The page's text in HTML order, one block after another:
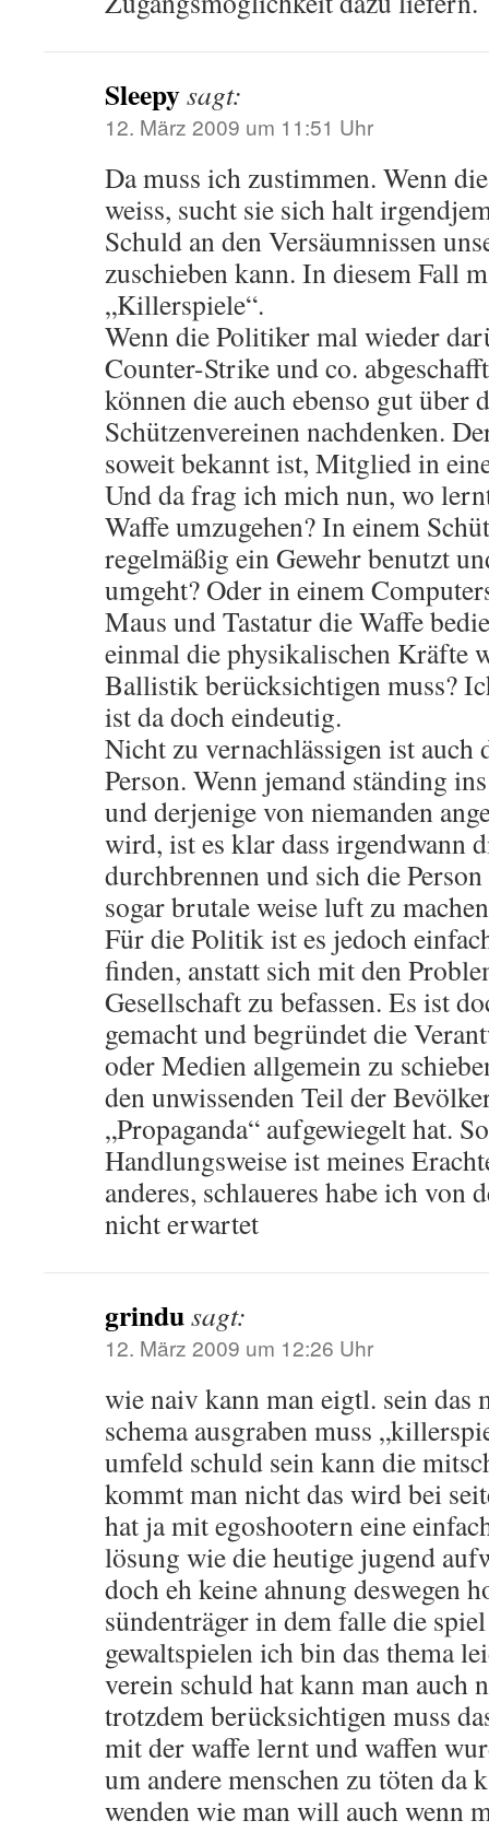
Sleepysagt:
12. März 2009 um 11:51 Uhr
Da muss ich zustimmen. Wenn
weiss, sucht sie sich halt
Schuld an den Versäumnissen
zuschieben kann. In diesem Fall
„Killerspiele“.
Wenn die Politiker mal wieder
Counter-Strike und co.
können die auch ebenso gut über
Schützenvereinen nachdenken.
soweit bekannt ist, Mitglied in
Und da frag ich mich nun, wo
Waffe umzugehen? In einem
regelmäßig ein Gewehr benutzt
umgeht? Oder in einem
Maus und Tastatur die Waffe
einmal die physikalischen Kräfte
Ballistik berücksichtigen muss?
ist da doch eindeutig.
Nicht zu vernachlässigen ist auch
Person. Wenn jemand ständing
und derjenige von niemanden
wird, ist es klar dass irgendwann
durchbrennen und sich die
sogar brutale weise luft zu
Für die Politik ist es jedoch
finden, anstatt sich mit den
Gesellschaft zu befassen. Es ist
gemacht und begründet die
oder Medien allgemein zu
den unwissenden Teil der
„Propaganda“ aufgewiegelt hat.
Handlungsweise ist meines
anderes, schlaueres habe ich von
nicht erwartet
grindusagt:
12. März 2009 um 12:26 Uhr
wie naiv kann man eigtl. sein das
schema ausgraben muss
umfeld schuld sein kann die
kommt man nicht das wird bei
hat ja mit egoshootern eine
lösung wie die heutige jugend
doch eh keine ahnung deswegen
sündenträger in dem falle die
gewaltspielen ich bin das thema
verein schuld hat kann man auch
trotzdem berücksichtigen muss
mit der waffe lernt und waffen
um andere menschen zu töten da
wenden wie man will auch wenn